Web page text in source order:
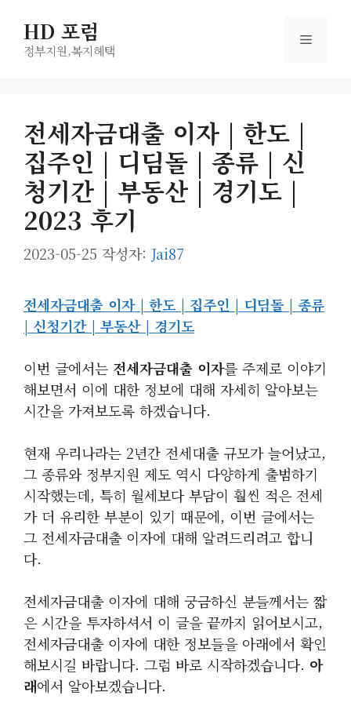
HD 포럼
정부지원,복지헤택
메
전세자금대출 이자 | 한도 |
집주인 | 디딤돌 | 종류 | 신
청기간 | 부동산 | 경기도 |
2023 후기
2023-05-25 작성자: Jai87
전세자금대출 이자 | 한도 | 집주인 | 디딤돌 | 종류
| 신청기간 | 부동산 | 경기도
이번 글에서는 전세자금대출 이자를 주제로 이야기
해보면서 이에 대한 정보에 대해 자세히 알아보는
시간을 가져보도록 하겠습니다.
현재 우리나라는 2년간 전세대출 규모가 늘어났고,
그 종류와 정부지원 제도 역시 다양하게 출범하기
시작했는데, 특히 월세보다 부담이 훨씬 적은 전세
가 더 유리한 부분이 있기 때문에, 이번 글에서는
그 전세자금대출 이자에 대해 알려드리려고 합니
다.
전세자금대출 이자에 대해 궁금하신 분들께서는 짧
은 시간을 투자하셔서 이 글을 끝까지 읽어보시고,
전세자금대출 이자에 대한 정보들을 아래에서 확인
해보시길 바랍니다. 그럼 바로 시작하겠습니다. 아
래에서 알아보겠습니다.